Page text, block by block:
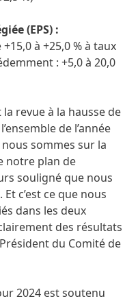
(EPS) :
à +25,0 % à taux
: +5,0 à 20,0
revue à la hausse de
de l’année
sommes sur la
notre plan de
souligné que nous
c’est ce que nous
dans les deux
des résultats
du Comité de
2024 est soutenu